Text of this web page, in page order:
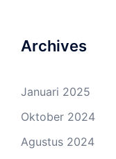
Archives
Januari 2025
Oktober 2024
Agustus 2024